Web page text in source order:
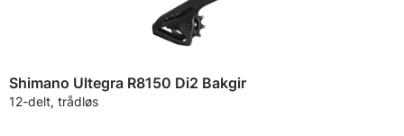
Shimano Ultegra R8150 Di2 Bakgir
12-delt, trådløs